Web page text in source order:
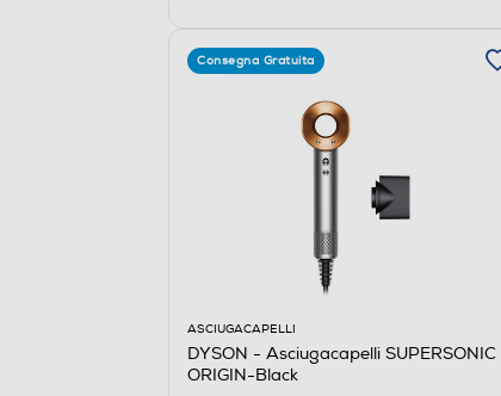
Consegna Gratuita
ASCIUGACAPELLI
DYSON - Asciugacapelli SUPERSONIC
ORIGIN-Black